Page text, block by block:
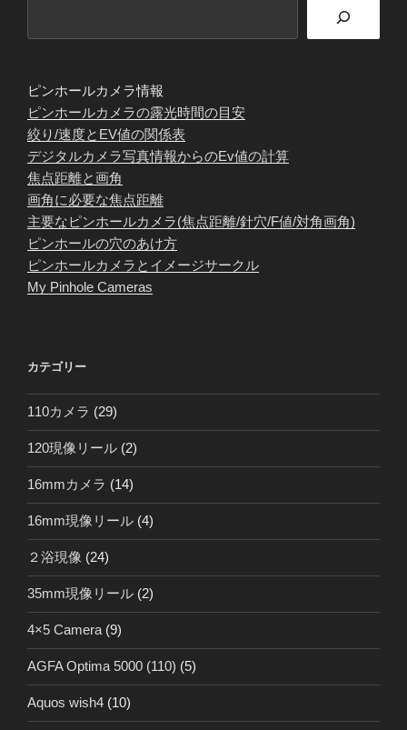
ピンホールカメラ情報
ピンホールカメラの露光時間の目安
絞り/速度とEV値の関係表
デジタルカメラ写真情報からのEv値の計算
焦点距離と画角
画角に必要な焦点距離
主要なピンホールカメラ(焦点距離/針穴/F値/対角画角)
ピンホールの穴のあけ方
ピンホールカメラとイメージサークル
My Pinhole Cameras
カテゴリー
110カメラ (29)
120現像リール (2)
16mmカメラ (14)
16mm現像リール (4)
２浴現像 (24)
35mm現像リール (2)
4×5 Camera (9)
AGFA Optima 5000 (110) (5)
Aquos wish4 (10)